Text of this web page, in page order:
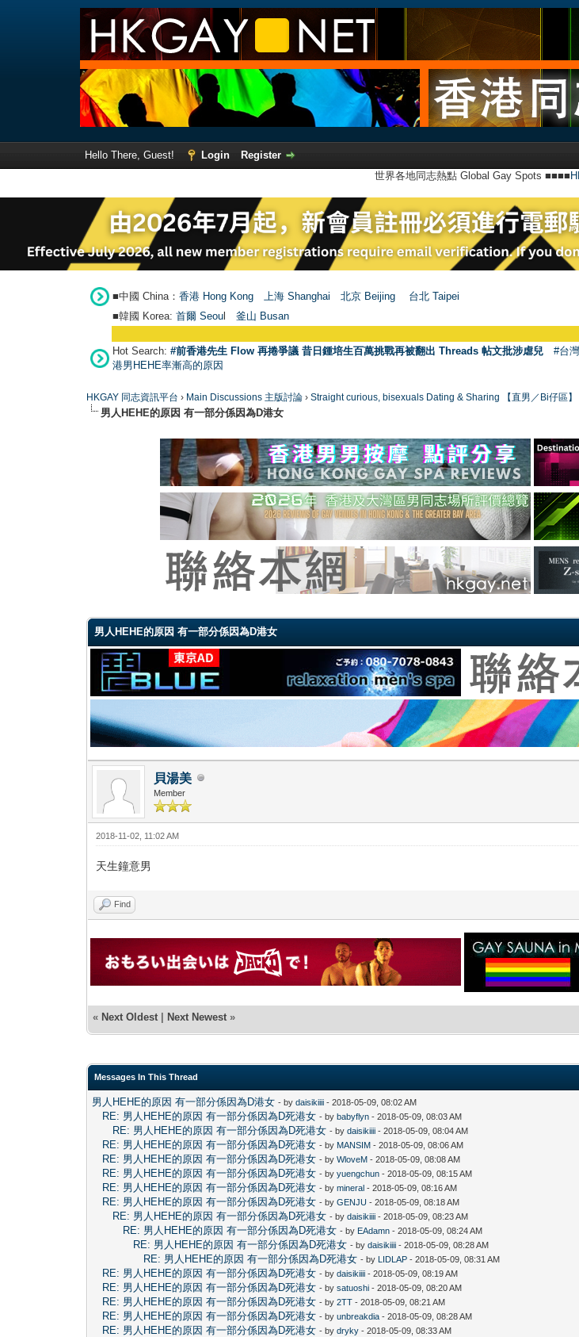
Hello There, Guest! Login
Register
世界各地同志熱點 Global Gay Spots ■■■■
■中國 China： 香港 Hong Kong 上海 Shanghai 北京 Beijing 台北 Taipei
■韓國 Korea: 首爾 Seou 釜山 Busan
Hot Search: #前香港先生 Flow 再捲爭議 昔日鍾培生百萬挑戰再被翻出 Threads 帖文批涉虐兒 #台
港男HEHE率漸高的原因
HKGAY 同志資訊平台 › Main Discussions 主版討論 ›Straight curious, bisexuals Dating & Sharing 【直男／Bi仔區】
男人HEHE的原因 有一部分係因為D港女
男人HEHE的原因 有一部分係因為D港女
貝湯美
Member
2018-11-02, 11:02 AM
天生鐘意男
Find
« Next Oldest | Next Newest »
Messages In This Thread
男人HEHE的原因 有一部分係因為D港女 - bydaisikiiii - 2018-05-09, 08:02 AM
RE: 男人HEHE的原因 有一部分係因為D死港女 - bybabyflyn - 2018-05-09, 08:03 AM
RE: 男人HEHE的原因 有一部分係因為D死港女 - bydaisikiiii - 2018-05-09, 08:04 AM
RE: 男人HEHE的原因 有一部分係因為D死港女 - by MANSIM - 2018-05-09, 08:06 AM
RE: 男人HEHE的原因 有一部分係因為D死港女 - byWloveM - 2018-05-09, 08:08 AM
RE: 男人HEHE的原因 有一部分係因為D死港女 - byyuengchun - 2018-05-09, 08:15 AM
RE: 男人HEHE的原因 有一部分係因為D死港女 - bymineral - 2018-05-09, 08:16 AM
RE: 男人HEHE的原因 有一部分係因為D死港女 - byGENJU - 2018-05-09, 08:18 AM
RE: 男人HEHE的原因 有一部分係因為D死港女 - bydaisikiiii - 2018-05-09, 08:23 AM
RE: 男人HEHE的原因 有一部分係因為D死港女 - by EAdamn - 2018-05-09, 08:24 AM
RE: 男人HEHE的原因 有一部分係因為D死港女 - bydaisikiiii - 2018-05-09, 08:28 AM
RE: 男人HEHE的原因 有一部分係因為D死港女 - by LIDLAP - 2018-05-09, 08:31 AM
RE: 男人HEHE的原因 有一部分係因為D死港女 - bydaisikiiii - 2018-05-09, 08:19 AM
RE: 男人HEHE的原因 有一部分係因為D死港女 - bysatuoshi - 2018-05-09, 08:20 AM
RE: 男人HEHE的原因 有一部分係因為D死港女 - by2TT - 2018-05-09, 08:21 AM
RE: 男人HEHE的原因 有一部分係因為D死港女 - byunbreakdia - 2018-05-09, 08:28 AM
RE: 男人HEHE的原因 有一部分係因為D死港女 - bydryky - 2018-05-09, 08:33 AM